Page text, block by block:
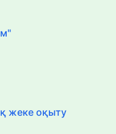
жеке оқыту